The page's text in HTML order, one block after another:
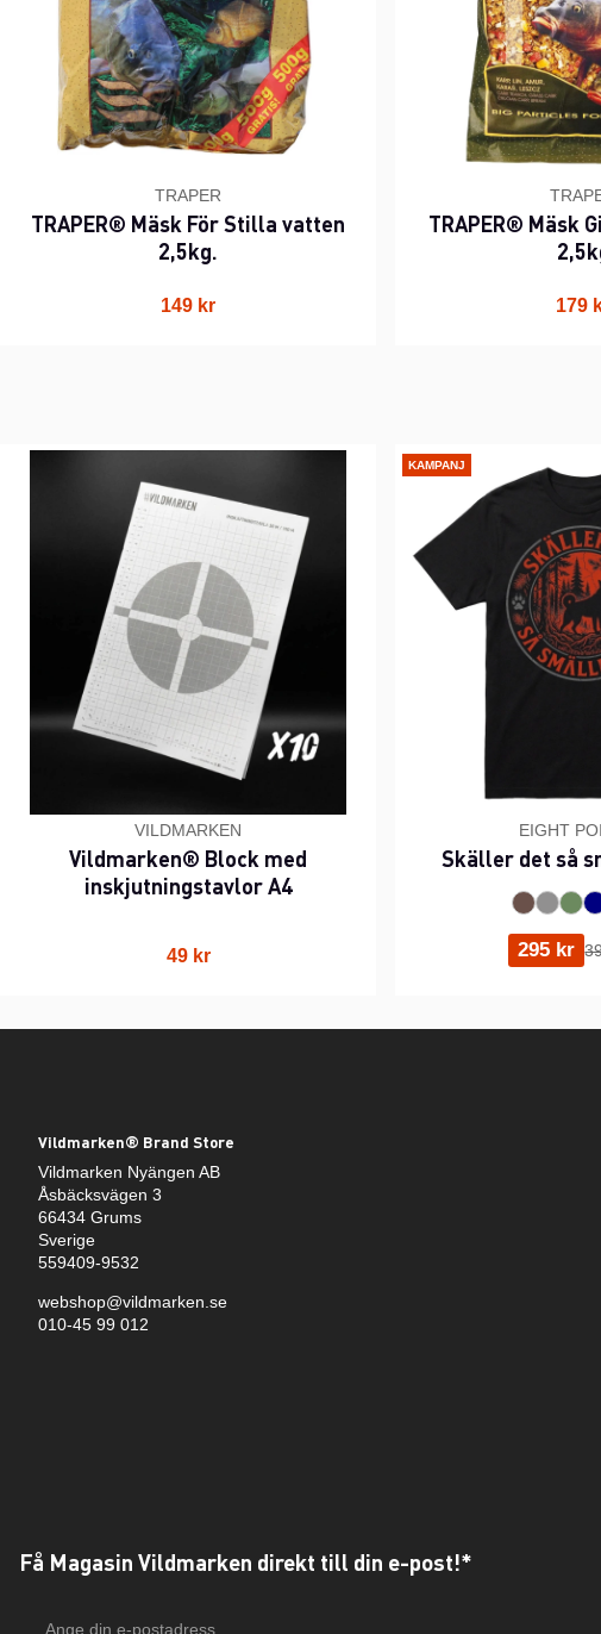
TRAPER
TRAPER® Mäsk För Stilla vatten
2,5kg.
149 kr
TRAPER® Mäsk
179
VILDMARKEN
Vildmarken® Block med
inskjutningstavlor A4
49 kr
KAMPANJ
EIGHT
Skäller det så
295 kr
Vildmarken® Brand Store
Vildmarken Nyängen AB
Åsbäcksvägen 3
66434 Grums
Sverige
559409-9532
webshop@vildmarken.se
010-45 99 012
Få Magasin Vildmarken direkt till din e-post!*
postadress